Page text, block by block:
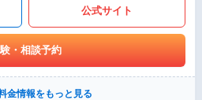
公式サイト
・相談予約
金情報をもっと見る